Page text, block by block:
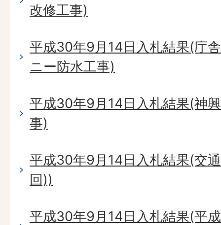
改修工事)
平成30年9月14日入札結果(庁
ニー防水工事)
平成30年9月14日入札結果(神
事)
平成30年9月14日入札結果(交
回))
平成30年9月14日入札結果(平